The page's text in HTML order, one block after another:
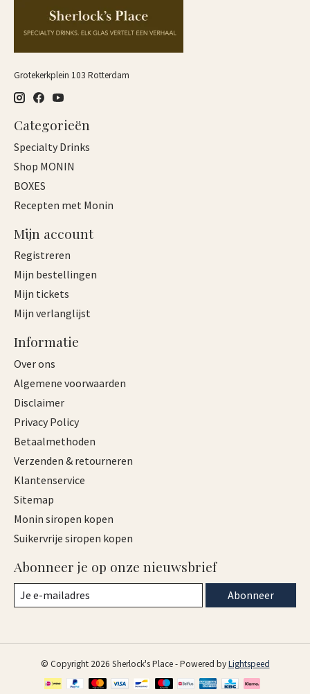
Grotekerkplein 103 Rotterdam
Categorieën
Specialty Drinks
Shop MONIN
BOXES
Recepten met Monin
Mijn account
Registreren
Mijn bestellingen
Mijn tickets
Mijn verlanglijst
Informatie
Over ons
Algemene voorwaarden
Disclaimer
Privacy Policy
Betaalmethoden
Verzenden & retourneren
Klantenservice
Sitemap
Monin siropen kopen
Suikervrije siropen kopen
Abonneer je op onze nieuwsbrief
Abonneer
© Copyright 2026 Sherlock's Place - Powered byLightspeed